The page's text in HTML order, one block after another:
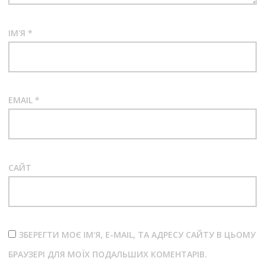
ІМ'Я *
EMAIL *
САЙТ
ЗБЕРЕГТИ МОЄ ІМ'Я, E-MAIL, ТА АДРЕСУ САЙТУ В ЦЬОМУ
БРАУЗЕРІ ДЛЯ МОЇХ ПОДАЛЬШИХ КОМЕНТАРІВ.